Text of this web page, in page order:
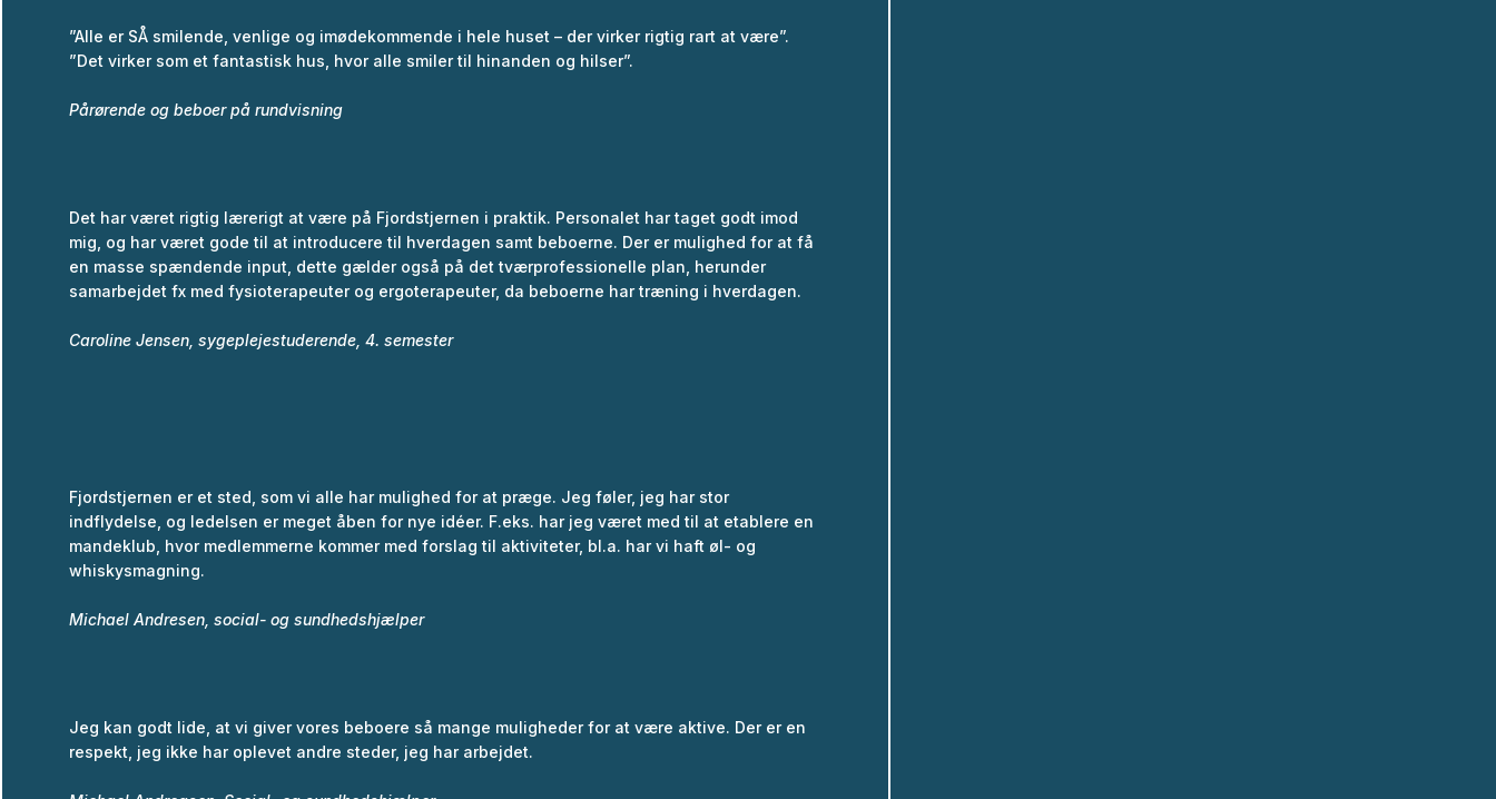
”Alle er SÅ smilende, venlige og imødekommende i hele huset – der virker rigtig rart at være”.
”Det virker som et fantastisk hus, hvor alle smiler til hinanden og hilser”.
Pårørende og beboer på rundvisning
Det har været rigtig lærerigt at være på Fjordstjernen i praktik. Personalet har taget godt imod
mig, og har været gode til at introducere til hverdagen samt beboerne. Der er mulighed for at få
en masse spændende input, dette gælder også på det tværprofessionelle plan, herunder
samarbejdet fx med fysioterapeuter og ergoterapeuter, da beboerne har træning i hverdagen.
Caroline Jensen, sygeplejestuderende, 4. semester
Fjordstjernen er et sted, som vi alle har mulighed for at præge. Jeg føler, jeg har stor
indflydelse, og ledelsen er meget åben for nye idéer. F.eks. har jeg været med til at etablere en
mandeklub, hvor medlemmerne kommer med forslag til aktiviteter, bl.a. har vi haft øl- og
whiskysmagning.
Michael Andresen, social- og sundhedshjælper
Jeg kan godt lide, at vi giver vores beboere så mange muligheder for at være aktive. Der er en
respekt, jeg ikke har oplevet andre steder, jeg har arbejdet.